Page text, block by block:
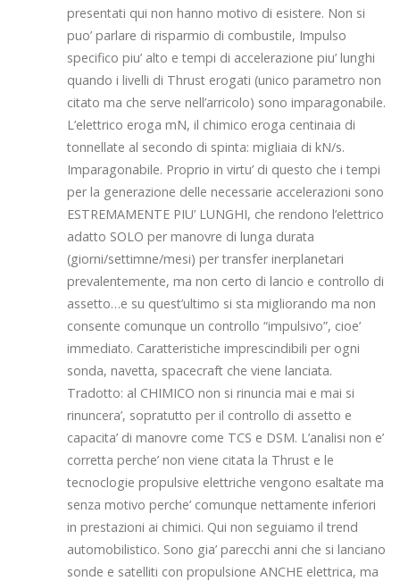
presentati qui non hanno motivo di esistere. Non si
puo’ parlare di risparmio di combustile, Impulso
specifico piu’ alto e tempi di accelerazione piu’ lunghi
quando i livelli di Thrust erogati (unico parametro non
citato ma che serve nell’arricolo) sono imparagonabile.
L’elettrico eroga mN, il chimico eroga centinaia di
tonnellate al secondo di spinta: migliaia di kN/s.
Imparagonabile. Proprio in virtu’ di questo che i tempi
per la generazione delle necessarie accelerazioni sono
ESTREMAMENTE PIU’ LUNGHI, che rendono l’elettrico
adatto SOLO per manovre di lunga durata
(giorni/settimne/mesi) per transfer inerplanetari
prevalentemente, ma non certo di lancio e controllo di
assetto…e su quest’ultimo si sta migliorando ma non
consente comunque un controllo “impulsivo”, cioe’
immediato. Caratteristiche imprescindibili per ogni
sonda, navetta, spacecraft che viene lanciata.
Tradotto: al CHIMICO non si rinuncia mai e mai si
rinuncera’, sopratutto per il controllo di assetto e
capacita’ di manovre come TCS e DSM. L’analisi non e’
corretta perche’ non viene citata la Thrust e le
tecnoclogie propulsive elettriche vengono esaltate ma
senza motivo perche’ comunque nettamente inferiori
in prestazioni ai chimici. Qui non seguiamo il trend
automobilistico. Sono gia’ parecchi anni che si lanciano
sonde e satelliti con propulsione ANCHE elettrica, ma